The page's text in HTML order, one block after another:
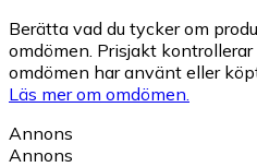
Berätta vad du tycker om
omdömen. Prisjakt
omdömen har använt eller
Läs mer om omdömen.
Annons
Annons